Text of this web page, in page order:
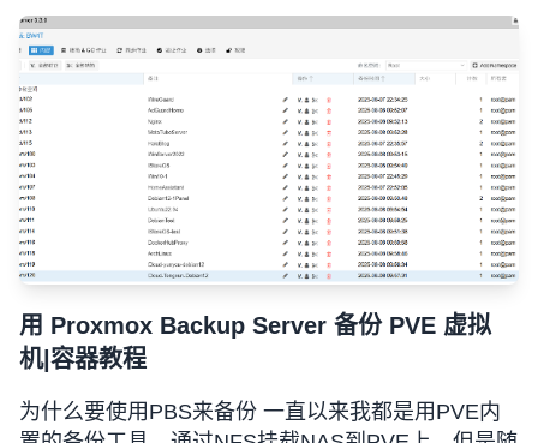
用 Proxmox Backup Server 备份 PVE 虚拟
机|容器教程
为什么要使用PBS来备份 一直以来我都是用PVE内